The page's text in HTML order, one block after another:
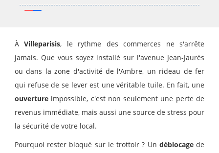
ÀVilleparisis, le rythme des commerces ne s'arrête
jamais. Que vous soyez installé sur l'avenue Jean-Jaurès
ou dans la zone d'activité de l'Ambre, un rideau de fer
qui refuse de se lever est une véritable tuile. En fait, une
ouverture impossible, c'est non seulement une perte de
revenus immédiate, mais aussi une source de stress pour
la sécurité de votre local.
Pourquoi rester bloqué sur le trottoir ? Un déblocagede